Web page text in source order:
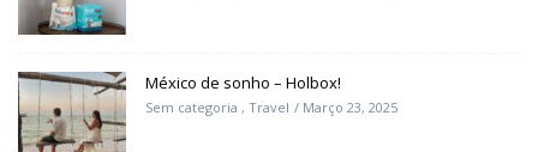
México de sonho – Holbox!
Sem categoria , Travel Março 23, 2025